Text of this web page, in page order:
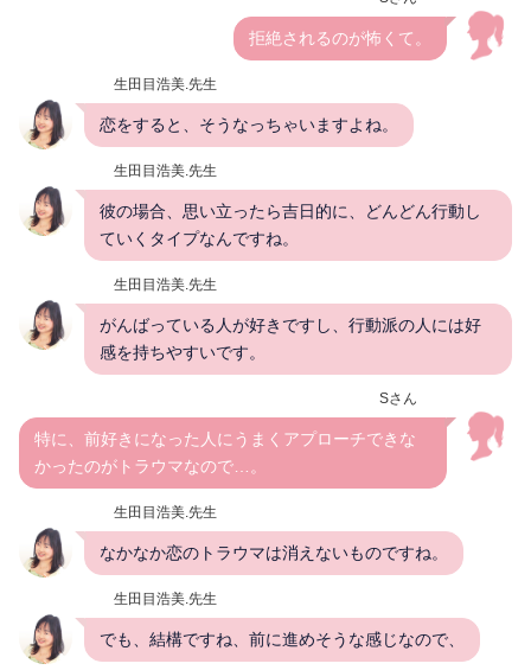
拒絶されるのが怖くて。
生田目浩美.先生
恋をすると、そうなっちゃいますよね。
生田目浩美.先生
彼の場合、思い立ったら吉日的に、どんどん行動し
ていくタイプなんですね。
生田目浩美.先生
がんばっている人が好きですし、行動派の人には好
感を持ちやすいです。
Sさん
特に、前好きになった人にうまくアプローチできな
かったのがトラウマなので…。
生田目浩美.先生
なかなか恋のトラウマは消えないものですね。
生田目浩美.先生
でも、結構ですね、前に進めそうな感じなので、